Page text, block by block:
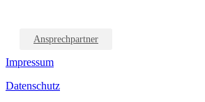
Ansprechpartner
Impressum
Datenschutz